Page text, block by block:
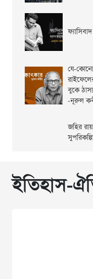
যে-কোনো
বুকে
-নূরুল
জহির
ইতিহাস-